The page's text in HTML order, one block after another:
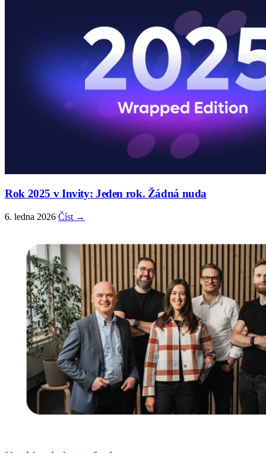
Rok 2025 v Invity: Jeden rok. Žádná nuda
6. ledna 2026 Číst →